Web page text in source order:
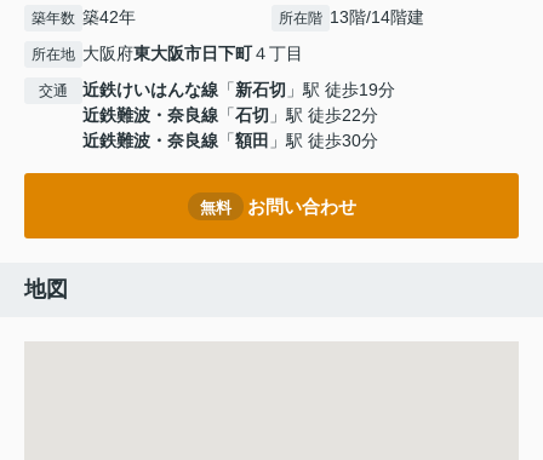
築年数 築42年 所在階 13階/14階建
所在地 大阪府東大阪市日下町４丁目
交通 近鉄けいはんな線 「新石切 」駅 徒歩19分
近鉄難波・奈良線 「石切 」駅 徒歩22分
近鉄難波・奈良線 「額田 」駅 徒歩30分
無料 お問い合わせ
地図